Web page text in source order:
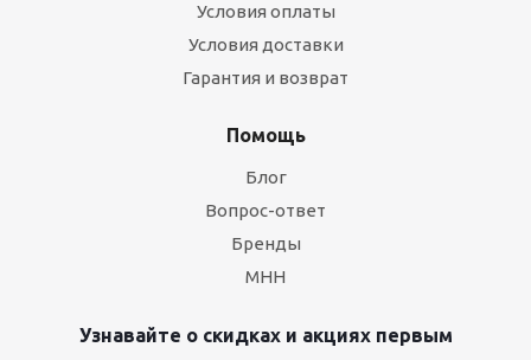
Условия оплаты
Условия доставки
Гарантия и возврат
Помощь
Блог
Вопрос-ответ
Бренды
МНН
Узнавайте о скидках и акциях первым